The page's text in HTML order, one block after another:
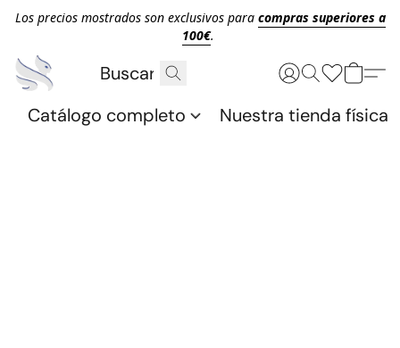
Los precios mostrados son exclusivos para compras superiores a
100€.
Catálogo completo Nuestra tienda física